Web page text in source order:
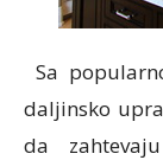
Sa
daljinsko
da